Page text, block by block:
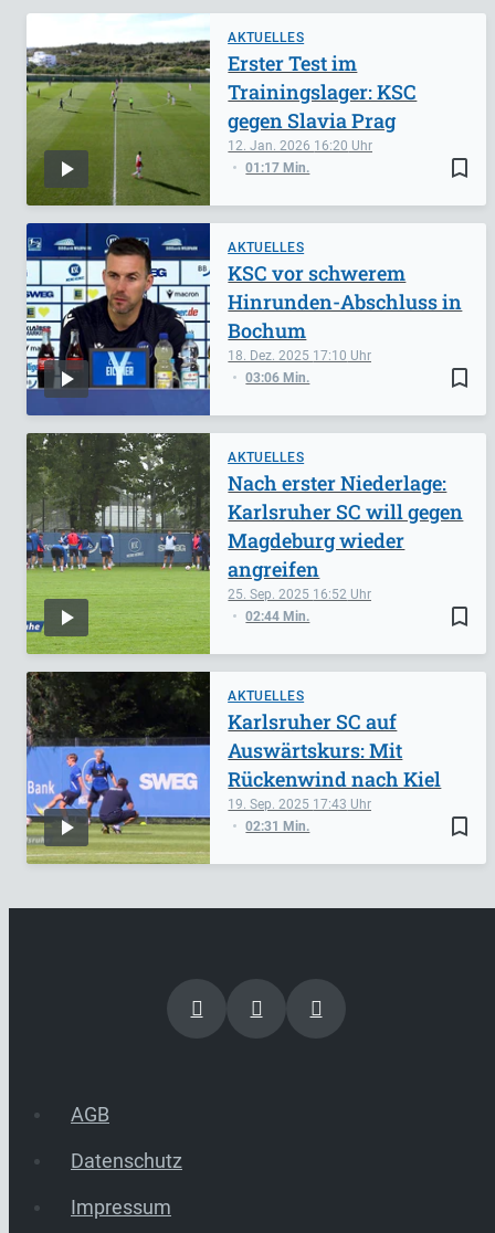
AKTUELLES
bookmark_border
12. Jan. 2026 16:20
01:17 Min.
Erster Test im
Trainingslager: KSC
gegen Slavia Prag
AKTUELLES
bookmark_border
18. Dez. 2025 17:10
03:06 Min.
KSC vor schwerem
Hinrunden-Abschluss in
Bochum
AKTUELLES
bookmark_border
25. Sep. 2025 16:52
02:44 Min.
Nach erster Niederlage:
Karlsruher SC will gegen
Magdeburg wieder
angreifen
AKTUELLES
bookmark_border
19. Sep. 2025 17:43
02:31 Min.
Karlsruher SC auf
Auswärtskurs: Mit
Rückenwind nach Kiel
AGB
Datenschutz
Impressum